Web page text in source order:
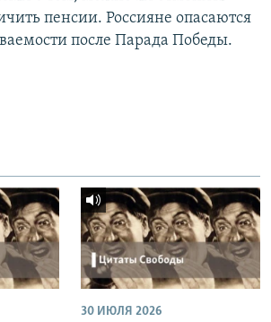
пенсии. Россияне опасаются
после Парада Победы.
30 ИЮЛЯ 2026